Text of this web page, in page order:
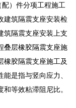
）件分项工程施工
建筑隔震支座安装检
筑隔震支座安装上支
叠层橡胶隔震支座施
橡胶隔震支座施工及
是指与竖向应力、
等效粘滞阻尼比。